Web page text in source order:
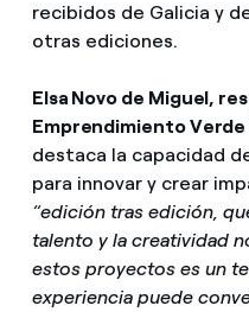
recibidos de Galicia y
otras ediciones.
Elsa Novo de Miguel,
Emprendimiento Verde
destaca la capacidad
para innovar y crear
“edición tras edición,
talento y la creatividad
estos proyectos es un
experiencia puede